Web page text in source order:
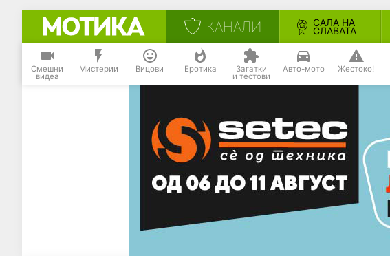
КАНАЛИ САЛА НА
СЛАВАТА
Смешни
видеа
Мистерии Вицови Еротика Загатки
и тестови
Авто-мото Жестоко!